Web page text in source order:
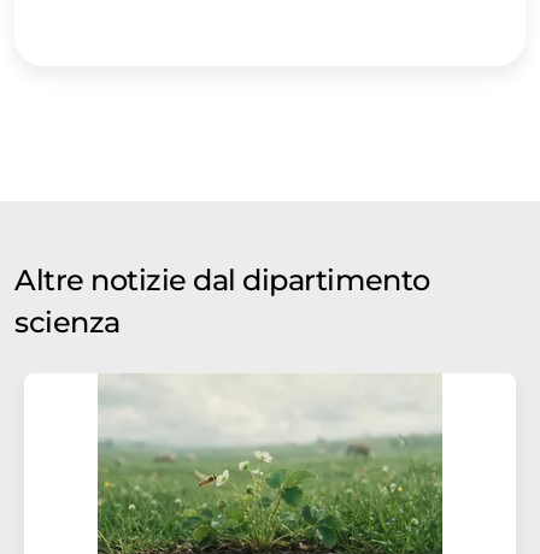
Altre notizie dal dipartimento
scienza